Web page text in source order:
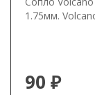
1.75мм.
90 ₽